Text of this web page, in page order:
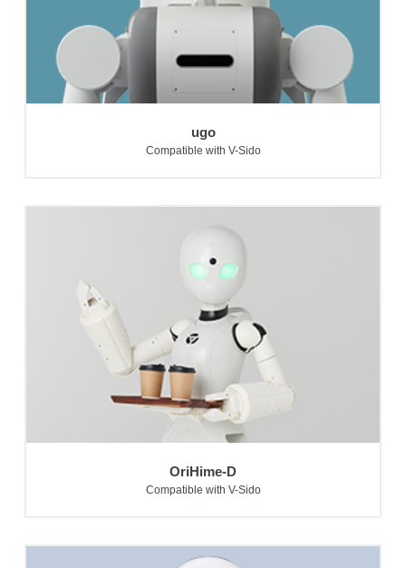
ugo
Compatible with V-Sido
OriHime-D
Compatible with V-Sido